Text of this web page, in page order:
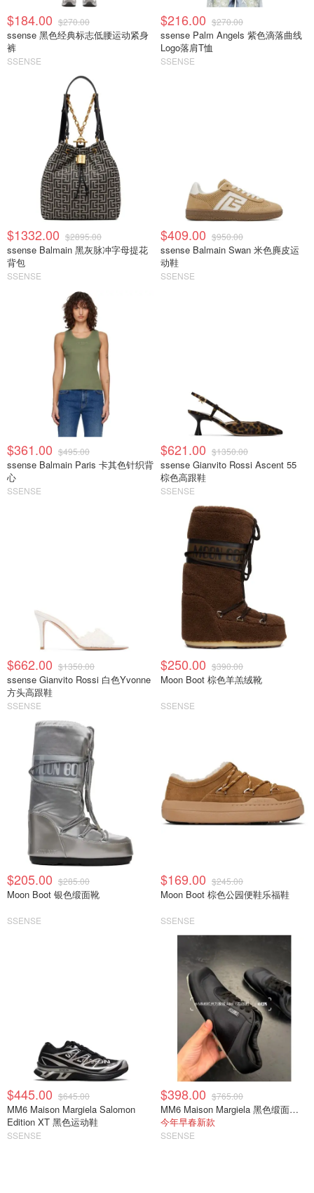
$184.00 $270.00
ssense 黑色经典标志低腰运动紧身
裤
SSENSE
$216.00 $270.00
ssense Palm Angels 紫色滴落曲线
Logo落肩T恤
SSENSE
$1332.00 $2895.00
ssense Balmain 黑灰脉冲字母提花
背包
SSENSE
$409.00 $950.00
ssense Balmain Swan 米色麂皮运
动鞋
SSENSE
$361.00 $495.00
ssense Balmain Paris 卡其色针织背
心
SSENSE
$621.00 $1350.00
ssense Gianvito Rossi Ascent 55
棕色高跟鞋
SSENSE
$662.00 $1350.00
ssense Gianvito Rossi 白色Yvonne
方头高跟鞋
SSENSE
$250.00 $390.00
Moon Boot 棕色羊羔绒靴
SSENSE
$205.00 $285.00
Moon Boot 银色缎面靴
SSENSE
$169.00 $245.00
Moon Boot 棕色公园便鞋乐福鞋
SSENSE
$445.00 $645.00
MM6 Maison Margiela Salomon
Edition XT 黑色运动鞋
SSENSE
$398.00 $765.00
MM6 Maison Margiela 黑色缎面半拖运动鞋
今年早春新款
SSENSE